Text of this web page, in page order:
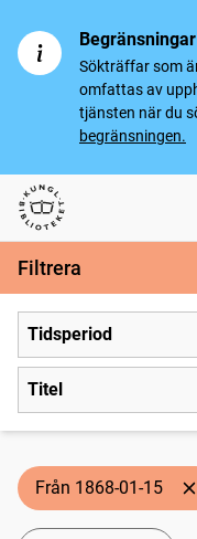
Sökträffar som
omfattas av
tjänsten när du
begränsningen.
Svenska tidningar
Filtrera
Tidsperiod
Titel
Från 1868-01-15